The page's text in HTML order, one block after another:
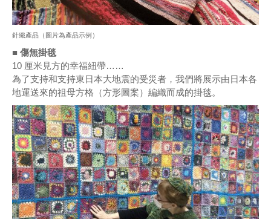
針織產品（圖片為產品示例）
■ 傷無掛毯
10 厘米見方的幸福紐帶……
為了支持和支持東日本大地震的受災者，我們將展示由日本各
地運送來的祖母方格（方形圖案）編織而成的掛毯。